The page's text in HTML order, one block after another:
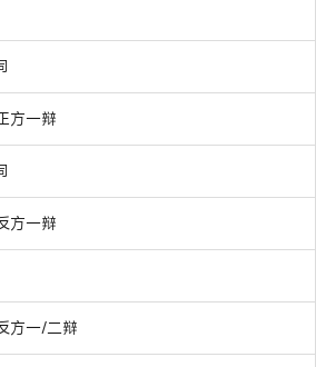
方一辩
方一辩
方一/二辩